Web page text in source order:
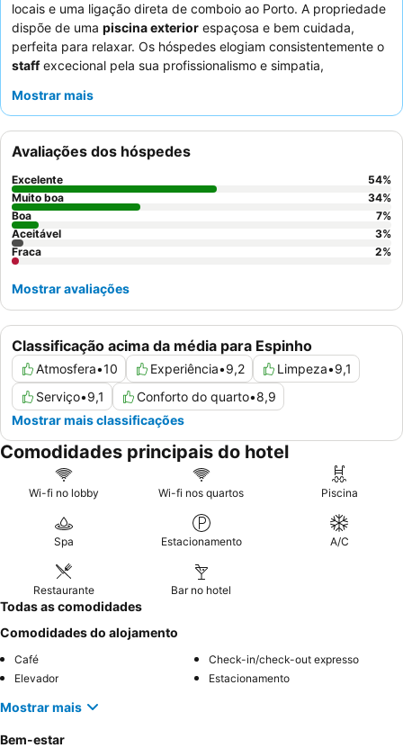
locais e uma ligação direta de comboio ao Porto. A propriedade
dispõe de uma piscina exterior espaçosa e bem cuidada,
perfeita para relaxar. Os hóspedes elogiam consistentemente o
staffexcecional pela sua profissionalismo e simpatia,
buffet. Para uma experiência mais serena, considere pedir um
trânsito.
Mostrar mais
Classificação acima da média para Espinho
Atmosfera•10 Experiência•9,2 Limpeza•9,1
Serviço•9,1 Conforto do quarto•8,9
Mostrar mais classificações
Avaliações dos hóspedes
Excelente 54%
Muito boa
34%
Boa
7%
Aceitável
3%
Fraca
2%
Mostrar avaliações
Comodidades principais do hotel
Wi-fi no lobby Wi-fi nos quartos Piscina
Spa Estacionamento A/C
Restaurante Bar no hotel
Todas as comodidades
Comodidades do alojamento
Café
Check-in/check-out expresso
Elevador
Estacionamento
Mostrar mais
Bem-estar